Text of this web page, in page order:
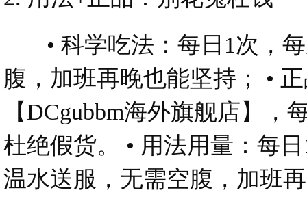
• 科学吃法：每日1次，每
腹，加班再晚也能坚持； •
【DCgubbm海外旗舰店】
杜绝假货。 • 用法用量：每
温水送服，无需空腹，加班